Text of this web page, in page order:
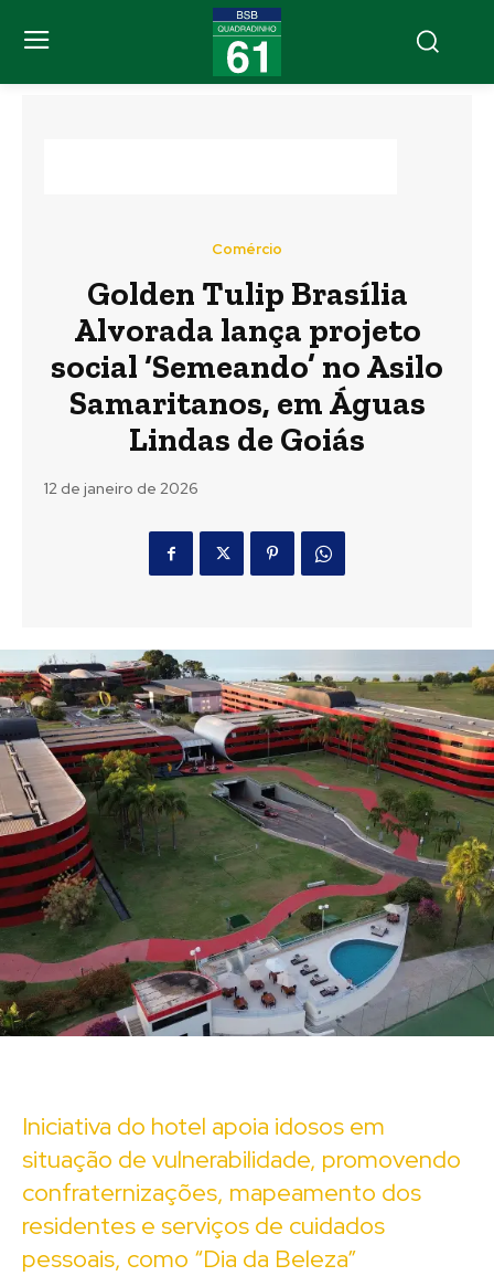
Comércio
Golden Tulip Brasília
Alvorada lança projeto
social ‘Semeando’ no Asilo
Samaritanos, em Águas
Lindas de Goiás
12 de janeiro de 2026
Iniciativa do hotel apoia idosos em
situação de vulnerabilidade, promovendo
confraternizações, mapeamento dos
residentes e serviços de cuidados
pessoais, como “Dia da Beleza”